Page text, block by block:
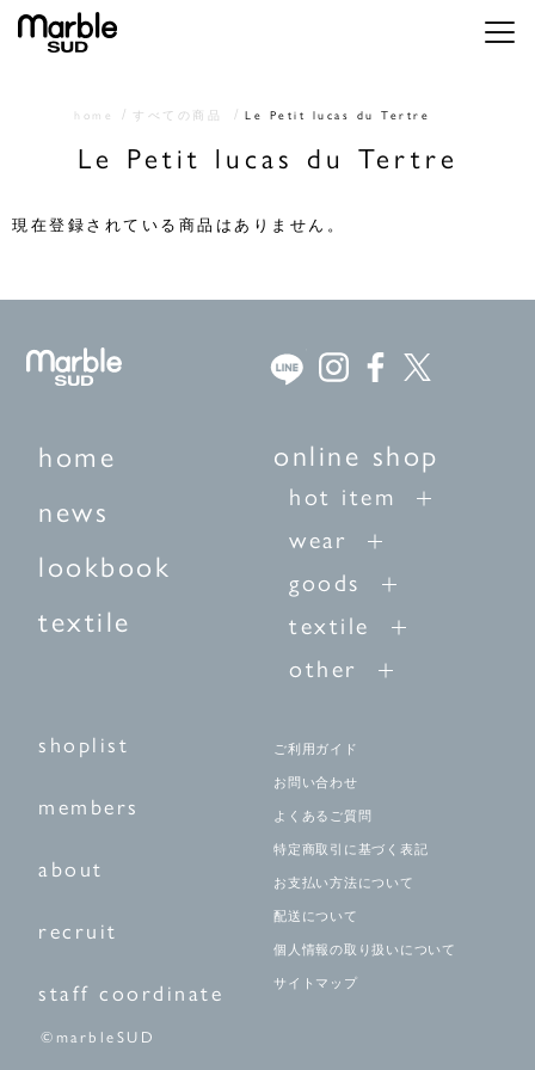
メニ
home すべての商品 Le Petit lucas du Tertre
Le Petit lucas du Tertre
現在登録されている商品はありません。
home
news
lookbook
textile
online shop
hot item
wear
goods
textile
other
shoplist
members
about
recruit
staff coordinate
ご利用ガイド
お問い合わせ
よくあるご質問
特定商取引に基づく表記
お支払い方法について
配送について
個人情報の取り扱いについて
サイトマップ
©marbleSUD